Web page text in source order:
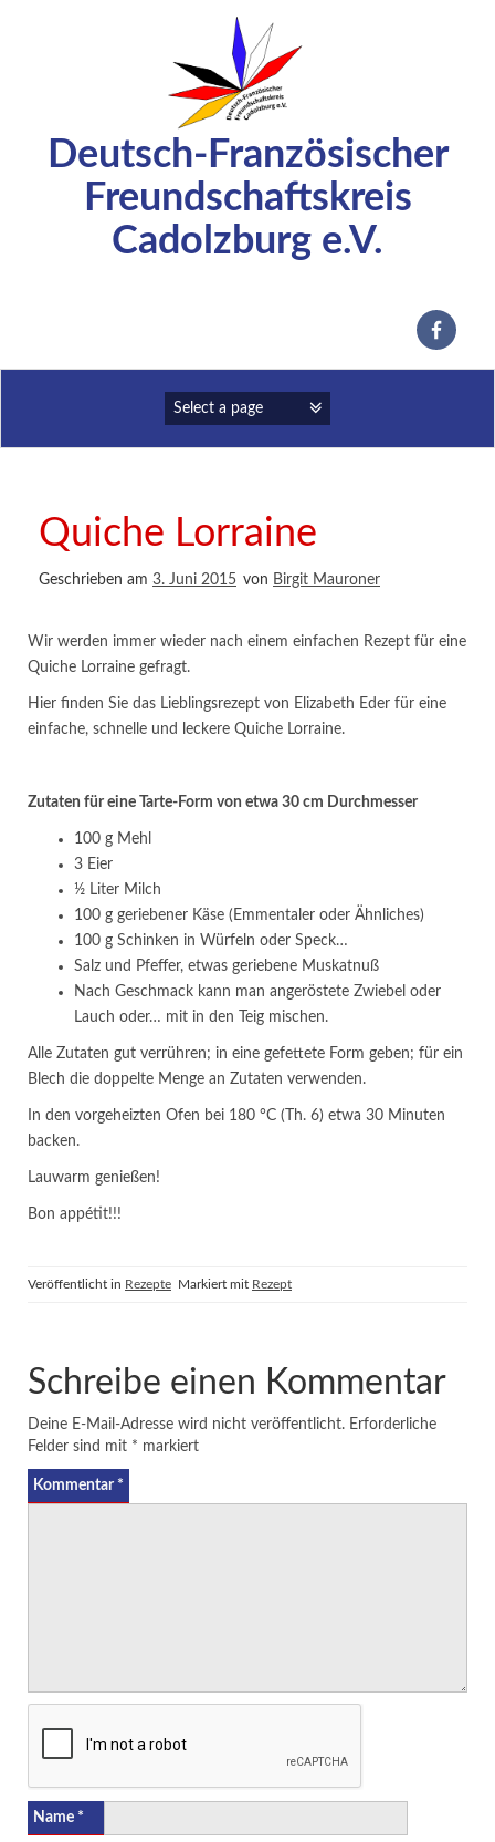
Deutsch-Französischer
Freundschaftskreis
Cadolzburg e.V.
Quiche Lorraine
Geschrieben am 3. Juni 2015 von Birgit Mauroner
Wir werden immer wieder nach einem einfachen Rezept für eine
Quiche Lorraine gefragt.
Hier finden Sie das Lieblingsrezept von Elizabeth Eder für eine
einfache, schnelle und leckere Quiche Lorraine.
Zutaten für eine Tarte-Form von etwa 30 cm Durchmesser
100 g Mehl
3 Eier
½ Liter Milch
100 g geriebener Käse (Emmentaler oder Ähnliches)
100 g Schinken in Würfeln oder Speck…
Salz und Pfeffer, etwas geriebene Muskatnuß
Nach Geschmack kann man angeröstete Zwiebel oder
Lauch oder… mit in den Teig mischen.
Alle Zutaten gut verrühren; in eine gefettete Form geben; für ein
Blech die doppelte Menge an Zutaten verwenden.
In den vorgeheizten Ofen bei 180 °C (Th. 6) etwa 30 Minuten
backen.
Lauwarm genießen!
Bon appétit!!!
Veröffentlicht in Rezepte Markiert mit Rezept
Schreibe einen Kommentar
Deine E-Mail-Adresse wird nicht veröffentlicht. Erforderliche
Felder sind mit * markiert
Kommentar *
Name *